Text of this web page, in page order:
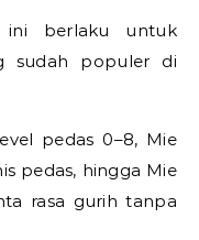
ini berlaku untuk
sudah populer di
pedas 0–8, Mie
pedas, hingga Mie
rasa gurih tanpa